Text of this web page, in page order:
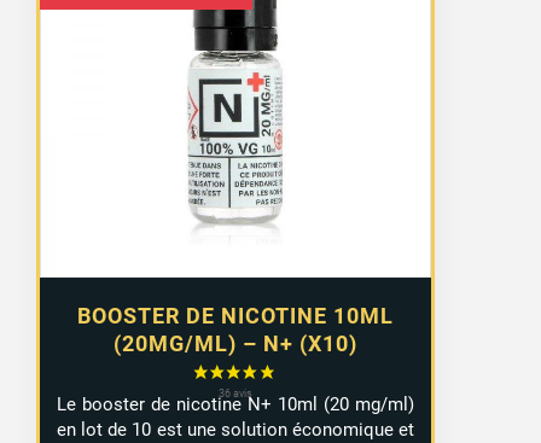
BOOSTER DE NICOTINE 10ML
(20MG/ML) – N+ (X10)
de
prix :
8,99 €
à
9,29 €
Le booster de nicotine N+ 10ml (20 mg/ml)
en lot de 10 est une solution économique et